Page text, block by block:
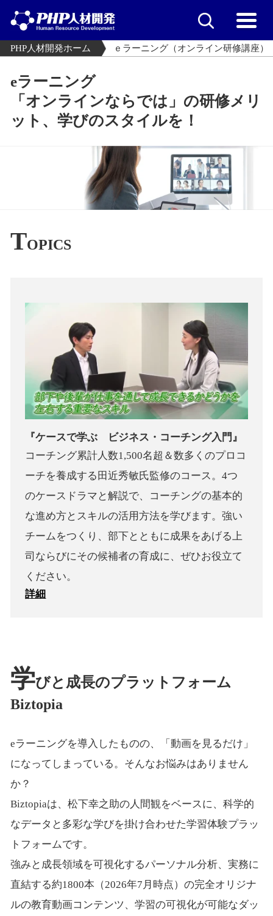
PHP人材開発ホーム ｅラーニング（オンライン研修講座）
eラーニング
「オンラインならでは」の研修メリ
ット、学びのスタイルを！
TOPICS
『ケースで学ぶ ビジネス・コーチング入門』
コーチング累計人数1,500名超＆数多くのプロコ
ーチを養成する田近秀敏氏監修のコース。4つ
のケースドラマと解説で、コーチングの基本的
な進め方とスキルの活用方法を学びます。強い
チームをつくり、部下とともに成果をあげる上
司ならびにその候補者の育成に、ぜひお役立て
ください。
詳細
学びと成長のプラットフォーム
Biztopia
eラーニングを導入したものの、「動画を見るだけ」
になってしまっている。そんなお悩みはありません
か？
Biztopiaは、松下幸之助の人間観をベースに、科学的
なデータと多彩な学びを掛け合わせた学習体験プラッ
トフォームです。
強みと成長領域を可視化するパーソナル分析、実務に
直結する約1800本（2026年7月時点）の完全オリジナ
ルの教育動画コンテンツ、学習の可視化が可能なダッ